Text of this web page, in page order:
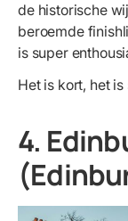
de historische
beroemde
is super
Het is kort, het
4.